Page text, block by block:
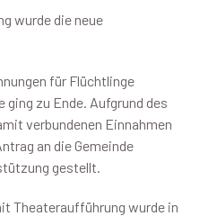
wurde die neue
für Flüchtlinge
zu Ende. Aufgrund des
verbundenen Einnahmen
an die Gemeinde
gestellt.
Theateraufführung wurde in